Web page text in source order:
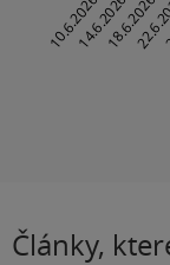
Články,